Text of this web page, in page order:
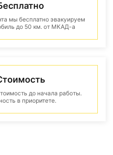
мы бесплатно эвакуируем
до 50 км. от МКАД-а
до начала работы.
в приоритете.